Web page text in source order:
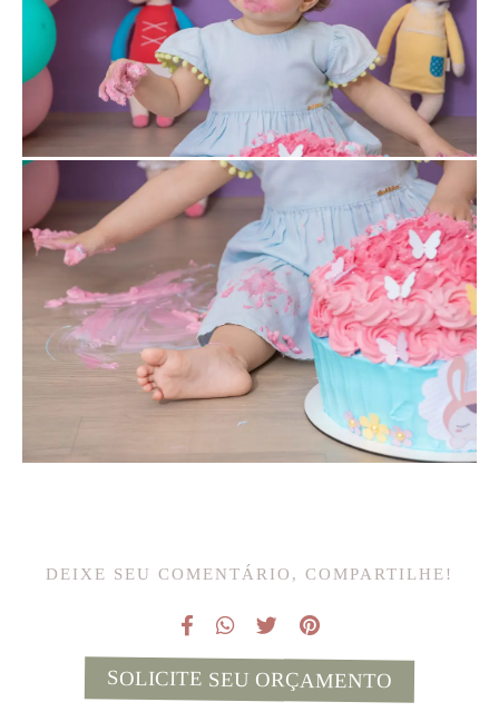
DEIXE SEU COMENTÁRIO, COMPARTILHE!
SOLICITE SEU ORÇAMENTO